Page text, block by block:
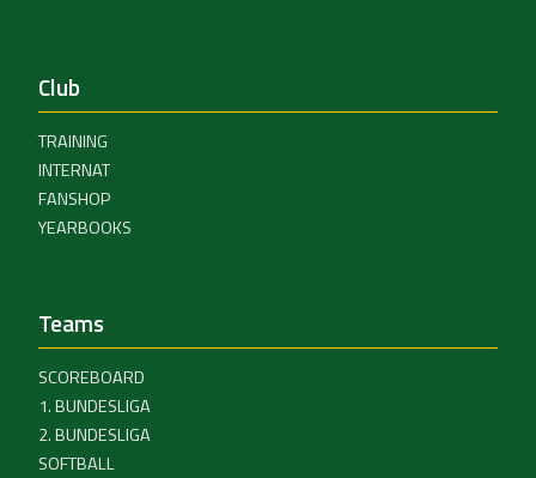
Club
TRAINING
INTERNAT
FANSHOP
YEARBOOKS
Teams
SCOREBOARD
1. BUNDESLIGA
2. BUNDESLIGA
SOFTBALL